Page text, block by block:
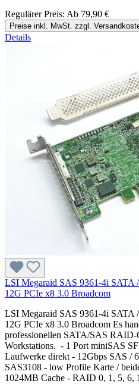
Regulärer Preis: Ab 79,90 €
Preise inkl. MwSt. zzgl.
Details
LSI Megaraid SAS 9361-4i
12G PCIe x8 3.0 Broadcom
LSI Megaraid SAS 9361-4i
12G PCIe x8 3.0 Broadcom Es
professionellen SATA/SAS RAID-
Workstations. - 1 Port miniSAS
Laufwerke direkt - 12Gbps SAS /
SAS3108 - low Profile Karte /
1024MB Cache - RAID 0, 1, 5, 6,